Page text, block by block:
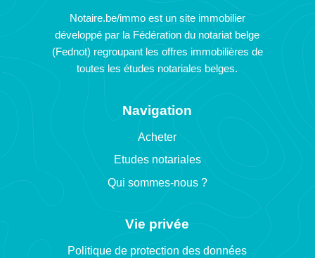
Notaire.be/immo est un site immobilier
développé par la Fédération du notariat belge
(Fednot) regroupant les offres immobilières de
toutes les études notariales belges.
Navigation
Acheter
Etudes notariales
Qui sommes-nous ?
Vie privée
Politique de protection des données